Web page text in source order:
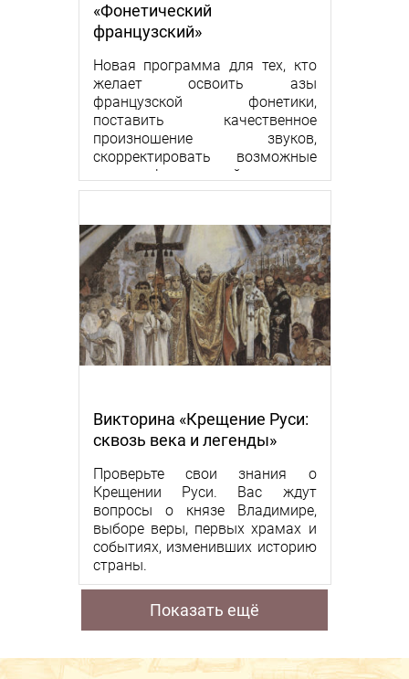
«Фонетический
французский»
Новая программа для тех, кто
желает освоить азы
французской фонетики,
поставить качественное
произношение звуков,
скорректировать возможные
нюансы французской речи.
Викторина «Крещение Руси:
сквозь века и легенды»
Проверьте свои знания о
Крещении Руси. Вас ждут
вопросы о князе Владимире,
выборе веры, первых храмах и
событиях, изменивших историю
страны.
Показать ещё